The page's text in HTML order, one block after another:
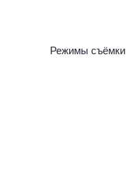
Режимы съёмки